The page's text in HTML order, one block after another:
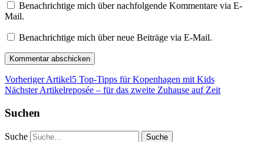
Benachrichtige mich über nachfolgende Kommentare via E-
Mail.
Benachrichtige mich über neue Beiträge via E-Mail.
Vorheriger Artikel5 Top-Tipps für Kopenhagen mit Kids
Nächster Artikelreposée – für das zweite Zuhause auf Zeit
Suchen
Suche